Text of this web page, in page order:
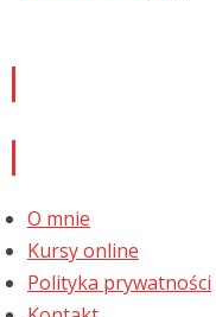
O mnie
Kursy online
Polityka prywatności